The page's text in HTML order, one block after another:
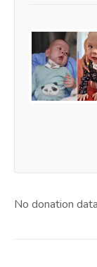
No donation